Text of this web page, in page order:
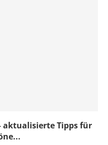
aktualisierte Tipps für